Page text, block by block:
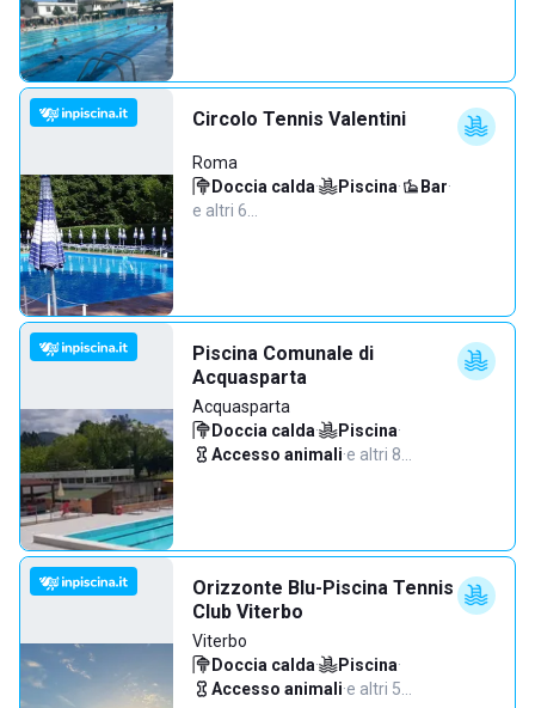
Circolo Tennis Valentini
Roma
Doccia calda· Piscina· Bar·
e altri 6…
Piscina Comunale di
Acquasparta
Acquasparta
Doccia calda· Piscina·
Accesso animali·e altri 8…
Orizzonte Blu-Piscina Tennis
Club Viterbo
Viterbo
Doccia calda· Piscina·
Accesso animali·e altri 5…